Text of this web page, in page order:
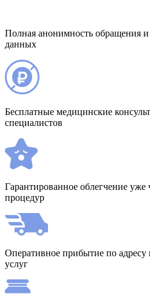
Полная анонимность обращения
данных
Бесплатные медицинские
специалистов
Гарантированное облегчение уже
процедур
Оперативное прибытие по адресу
услуг